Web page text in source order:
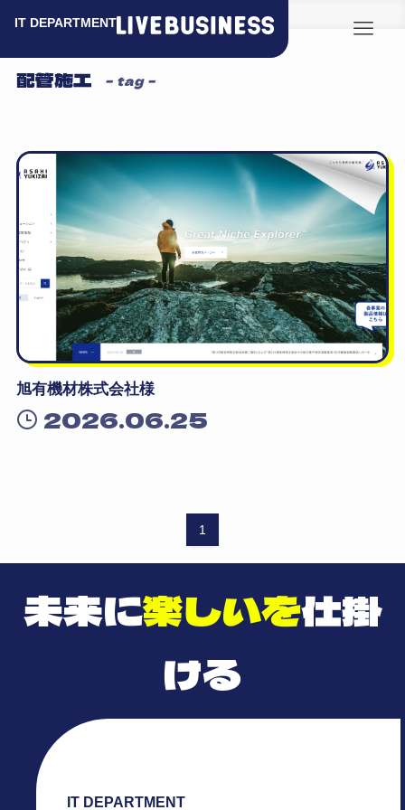
配管施工 – tag –
旭有機材株式会社様
2026.06.25
1
IT DEPARTMENT
未来に楽しいを仕掛
ける